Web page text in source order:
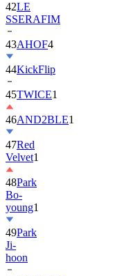
42LE
SSERAFIM
43AHOF4
44KickFlip
45TWICE1
46AND2BLE1
47Red
Velvet1
48Park
Bo-
young1
49Park
Ji-
hoon